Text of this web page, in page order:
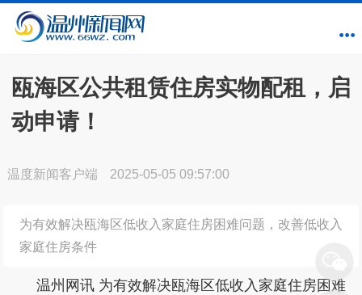
瓯海区公共租赁住房实物配租，启
动申请！
温度新闻客户端 2025-05-05 09:57:00
为有效解决瓯海区低收入家庭住房困难问题，改善低收入
家庭住房条件
温州网讯 为有效解决瓯海区低收入家庭住房困难